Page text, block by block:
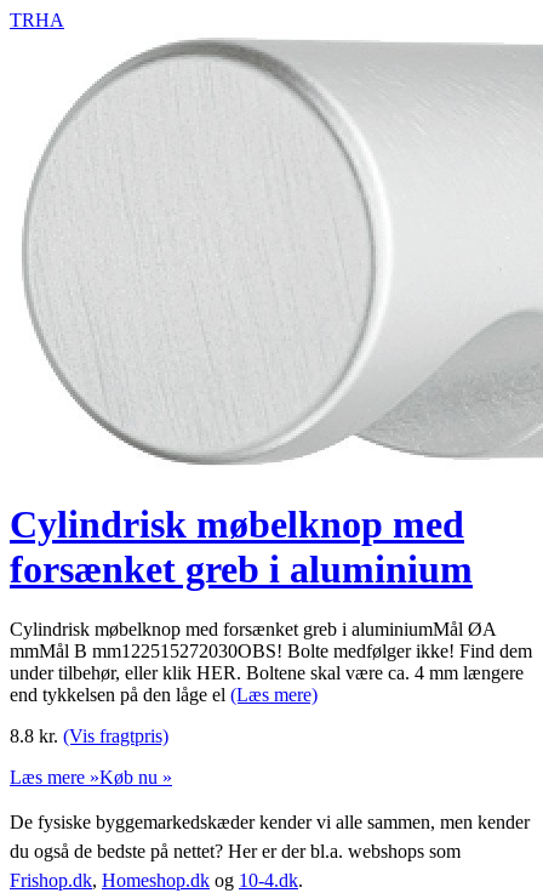
TRHA
Cylindrisk møbelknop med
forsænket greb i aluminium
Cylindrisk møbelknop med forsænket greb i aluminiumMål ØA
mmMål B mm122515272030OBS! Bolte medfølger ikke! Find dem
under tilbehør, eller klik HER. Boltene skal være ca. 4 mm længere
end tykkelsen på den låge el (Læs mere)
8.8 kr. (Vis fragtpris)
Læs mere »Køb nu »
De fysiske byggemarkedskæder kender vi alle sammen, men kender
du også de bedste på nettet? Her er der bl.a. webshops som
Frishop.dk, Homeshop.dk og 10-4.dk.